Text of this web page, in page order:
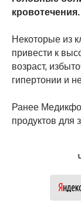
кровотечения.
Некоторые из
привести к
возраст,
гипертонии и
Ранее
продуктов для